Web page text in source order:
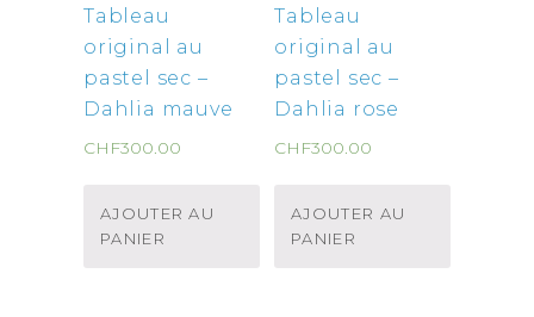
Tableau
original au
pastel sec –
Dahlia mauve
CHF300.00
AJOUTER AU
PANIER
Tableau
original au
pastel sec –
Dahlia rose
CHF300.00
AJOUTER AU
PANIER